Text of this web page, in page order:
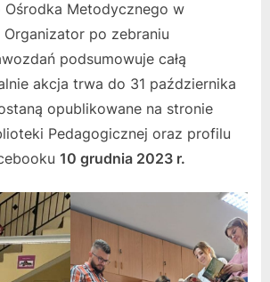
Ośrodka Metodycznego w
po zebraniu
podsumowuje całą
akcja trwa do 31 października
opublikowane na stronie
Pedagogicznej oraz profilu
10 grudnia 2023 r.